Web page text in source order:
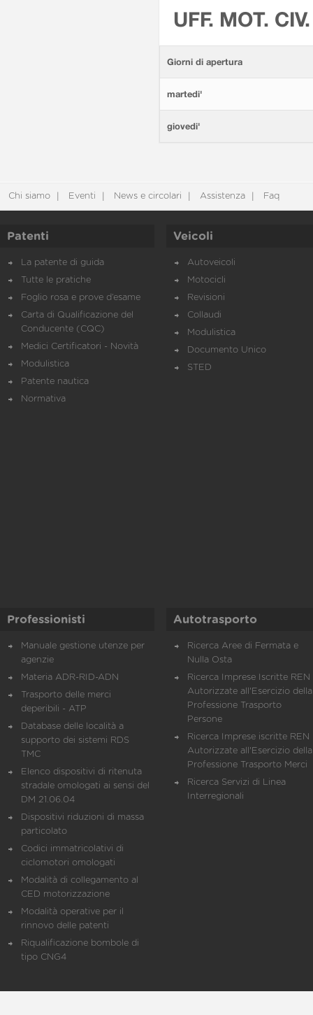
UFF. MOT.
Giorni di apertura
martedi'
giovedi'
Chi siamo Eventi News e circolari Assistenza Faq
Patenti
La patente di guida
Tutte le pratiche
Foglio rosa e prove d’esame
Carta di Qualificazione del
Conducente (CQC)
Medici Certificatori - Novità
Modulistica
Patente nautica
Normativa
Veicoli
Autoveicoli
Motocicli
Revisioni
Collaudi
Modulistica
Documento Unico
STED
Professionisti
Manuale gestione utenze per
agenzie
Materia ADR-RID-ADN
Trasporto delle merci
deperibili - ATP
Database delle località a
supporto dei sistemi RDS
TMC
Elenco dispositivi di ritenuta
stradale omologati ai sensi del
DM 21.06.04
Dispositivi riduzioni di massa
particolato
Codici immatricolativi di
ciclomotori omologati
Modalità di collegamento al
CED motorizzazione
Modalità operative per il
rinnovo delle patenti
Riqualificazione bombole di
tipo CNG4
Autotrasporto
Ricerca Aree di Fermata e
Nulla Osta
Ricerca Imprese Iscritte REN
Autorizzate all'Esercizio della
Professione Trasporto
Persone
Ricerca Imprese iscritte REN
Autorizzate all'Esercizio della
Professione Trasporto Merci
Ricerca Servizi di Linea
Interregionali